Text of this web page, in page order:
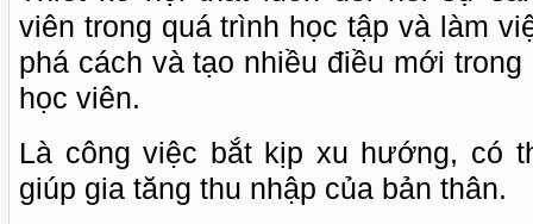
viên trong quá trình học tập và làm
phá cách và tạo nhiều điều mới
học viên.
Là công việc bắt kịp xu hướng, có
giúp gia tăng thu nhập của bản thân.